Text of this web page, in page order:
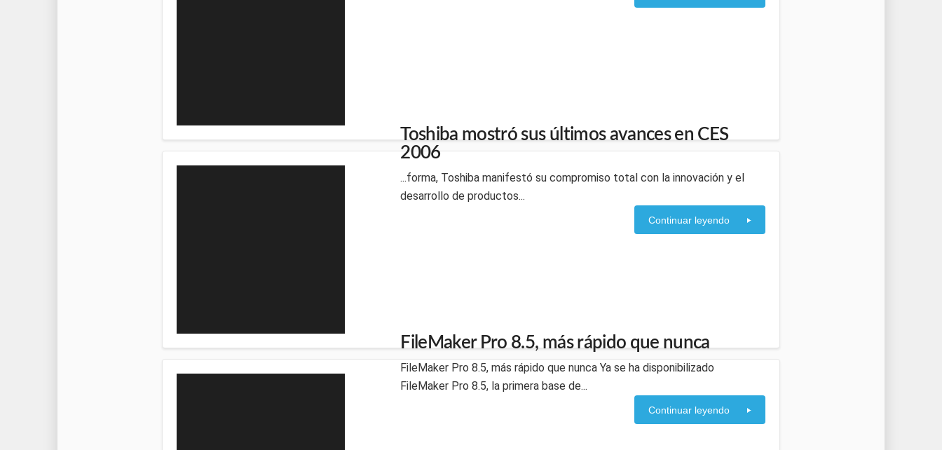
Toshiba mostró sus últimos avances en CES
2006
...forma, Toshiba manifestó su compromiso total con la innovación y el
desarrollo de productos...
Continuar leyendo
FileMaker Pro 8.5, más rápido que nunca
FileMaker Pro 8.5, más rápido que nunca Ya se ha disponibilizado
FileMaker Pro 8.5, la primera base de...
Continuar leyendo